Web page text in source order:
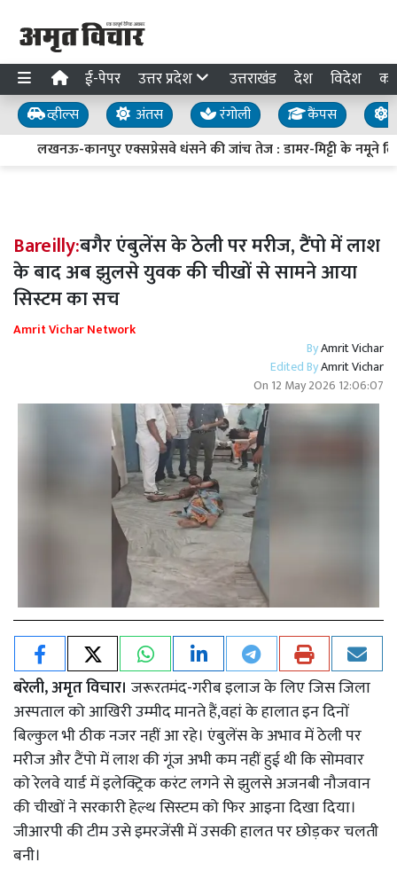
ई-पेपर उत्तर प्रदेश उत्तराखंड देश विदेश
व्हील्स अंतस रंगोली कैंपस
लखनऊ-कानपुर एक्सप्रेसवे धंसने की जांच तेज : डामर-मिट्टी के नमूने
Bareilly:बगैर एंबुलेंस के ठेली पर मरीज, टैंपो में लाश
के बाद अब झुलसे युवक की चीखों से सामने आया
सिस्टम का सच
Amrit Vichar Network
ByAmrit Vichar
Edited ByAmrit Vichar
On 12 May 2026 12:06:07
बरेली, अमृत विचार। जरूरतमंद-गरीब इलाज के लिए जिस जिला
अस्पताल को आखिरी उम्मीद मानते हैं,वहां के हालात इन दिनों
बिल्कुल भी ठीक नजर नहीं आ रहे। एंबुलेंस के अभाव में ठेली पर
मरीज और टैंपो में लाश की गूंज अभी कम नहीं हुई थी कि सोमवार
को रेलवे यार्ड में इलेक्ट्रिक करंट लगने से झुलसे अजनबी नौजवान
की चीखों ने सरकारी हेल्थ सिस्टम को फिर आइना दिखा दिया।
जीआरपी की टीम उसे इमरजेंसी में उसकी हालत पर छोड़कर चलती
बनी।